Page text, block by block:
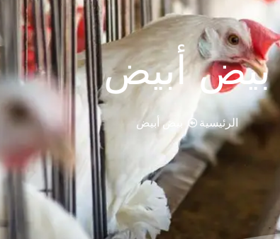
بيض أبيض
الرئيسية بيض أبيض